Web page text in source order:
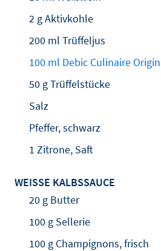
2 g Aktivkohle
200 ml Trüffeljus
100 ml Debic Culinaire
50 g Trüffelstücke
Salz
Pfeffer, schwarz
1 Zitrone, Saft
WEISSE KALBSSAUCE
20 g Butter
100 g Sellerie
100 g Champignons, frisch